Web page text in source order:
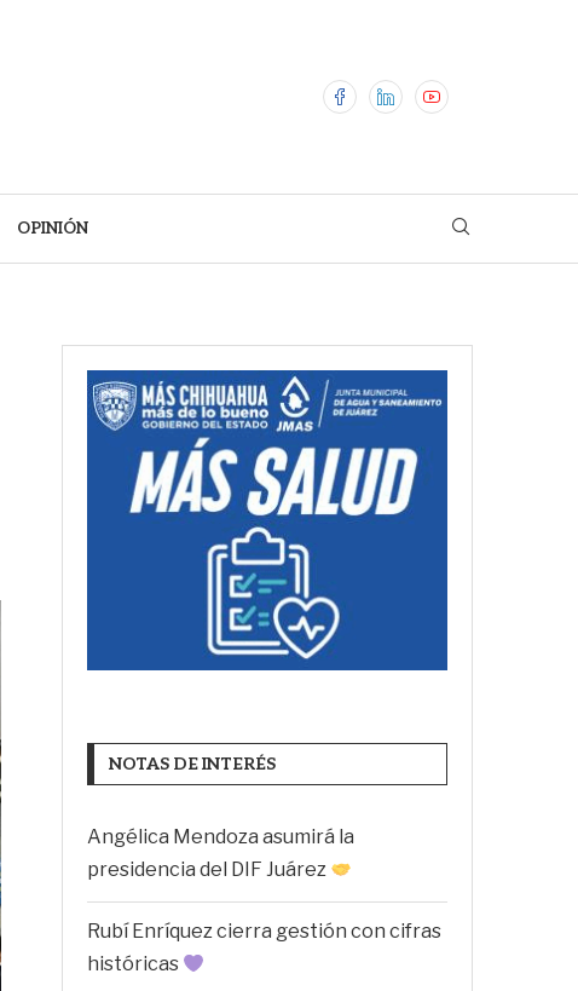
OPINIÓN
NOTAS DE INTERÉS
Angélica Mendoza asumirá la
presidencia del DIF Juárez
Rubí Enríquez cierra gestión con cifras
históricas